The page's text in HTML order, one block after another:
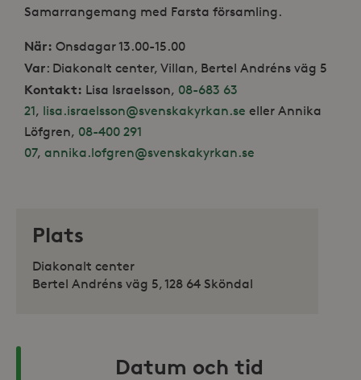
Samarrangemang med Farsta församling.
När: Onsdagar 13.00-15.00
Var: Diakonalt center, Villan, Bertel Andréns väg 5
Kontakt: Lisa Israelsson, 08-683 63
21, lisa.israelsson@svenskakyrkan.se eller Annika
Löfgren, 08-400 291
07, annika.lofgren@svenskakyrkan.se
Plats
Diakonalt center
Bertel Andréns väg 5, 128 64 Sköndal
Datum och tid